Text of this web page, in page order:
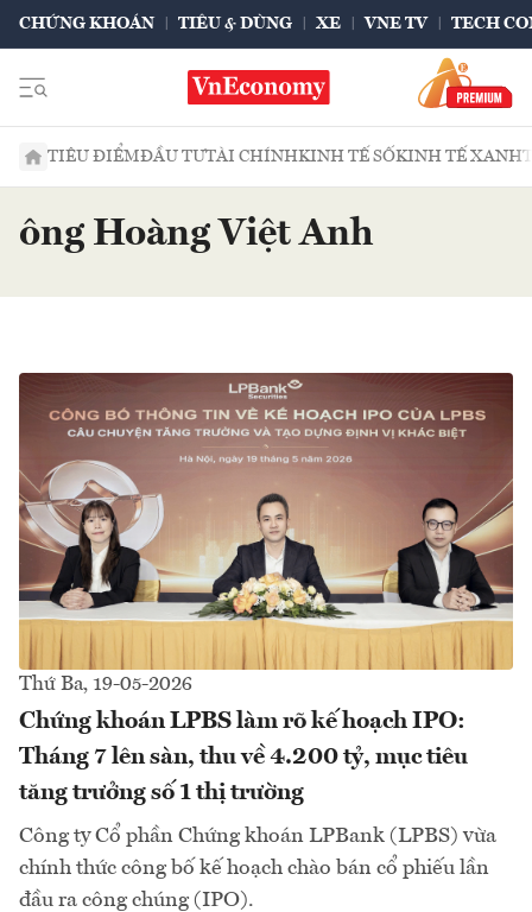
CHỨNG KHOÁN TIÊU & DÙNG XE VNE TV TECH
TIÊU ĐIỂMĐẦU TƯTÀI CHÍNHKINH TẾ SỐKINH TẾ XANH
ông Hoàng Việt Anh
Thứ Ba, 19-05-2026
Chứng khoán LPBS làm rõ kế hoạch IPO:
Tháng 7 lên sàn, thu về 4.200 tỷ, mục tiêu
tăng trưởng số 1 thị trường
Công ty Cổ phần Chứng khoán LPBank (LPBS) vừa
chính thức công bố kế hoạch chào bán cổ phiếu lần
đầu ra công chúng (IPO).